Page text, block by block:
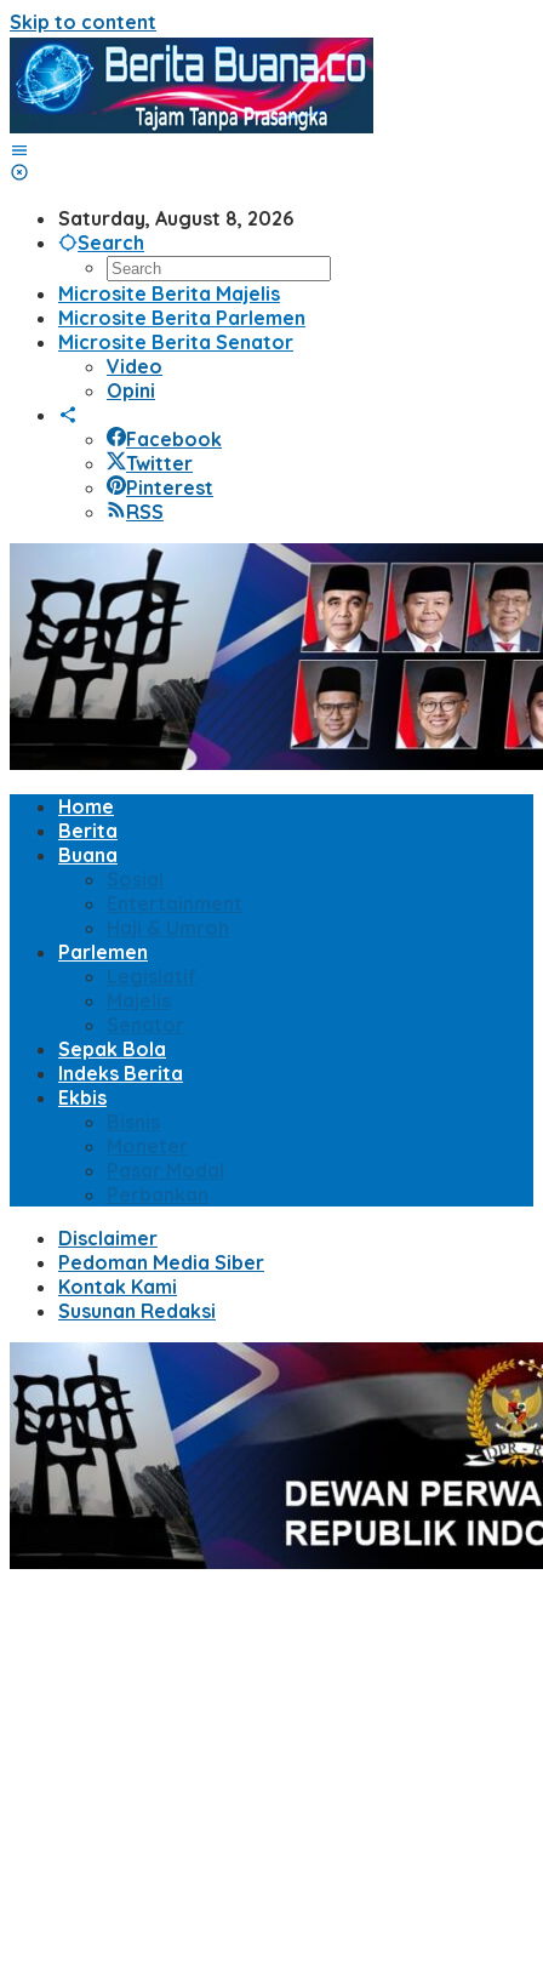
Skip to content
Saturday, August 8, 2026
Search
Microsite Berita Majelis
Microsite Berita Parlemen
Microsite Berita Senator
Video
Opini
Facebook
Twitter
Pinterest
RSS
Home
Berita
Buana
Sosial
Entertainment
Haji & Umroh
Parlemen
Legislatif
Majelis
Senator
Sepak Bola
Indeks Berita
Ekbis
Bisnis
Moneter
Pasar Modal
Perbankan
Disclaimer
Pedoman Media Siber
Kontak Kami
Susunan Redaksi